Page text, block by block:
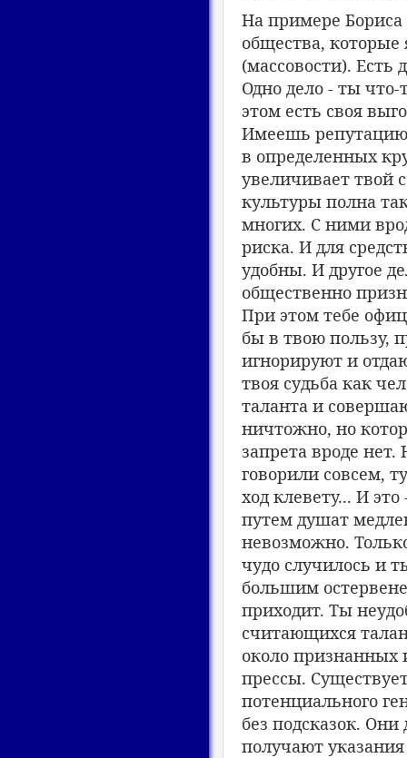
На примере
общества, которые
(массовости). Есть
Одно дело - ты что-
этом есть своя
Имеешь репутацию
в определенных
увеличивает твой
культуры полна
многих. С ними
риска. И для
удобны. И другое
общественно
При этом тебе
бы в твою пользу,
игнорируют и
твоя судьба как
таланта и
ничтожно, но
запрета вроде
говорили совсем,
ход клевету... И
путем душат
невозможно.
чудо случилось и
большим
приходит. Ты
считающихся
около признанных
прессы.
потенциального
без подсказок. Они
получают